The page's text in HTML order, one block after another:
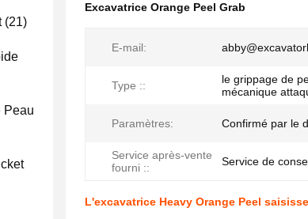
(21)
Peau
Excavatrice Orange Peel Grab
E-mail:
Type ::
le grippage de
mécanique
Paramètres: Confirmé par le
Service après-vente
fourni ::
Service de
L'excavatrice Heavy Orange Peel